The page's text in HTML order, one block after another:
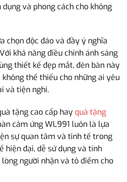
và phong cách cho không
chọn độc đáo và đầy ý nghĩa
khả năng điều chỉnh ánh sáng
thiết kế đẹp mắt, đèn bàn này
thể thiếu cho những ai yêu
và tiện nghi.
tặng cao cấp hay quà tặng
cảm ứng WL991 luôn là lựa
sự quan tâm và tinh tế trong
hiện đại, dễ sử dụng và tính
người nhận và tô điểm cho